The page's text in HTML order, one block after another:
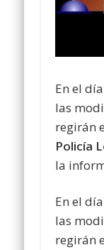
En el
las
regirán
Policía
la
En el
las
regirán